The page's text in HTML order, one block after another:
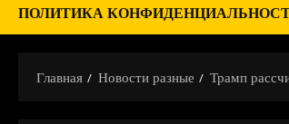
ПОЛИТИКА
Главная Новости разные Трамп